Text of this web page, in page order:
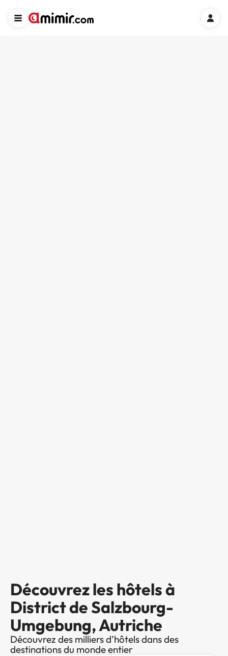
Découvrez les hôtels à
District de Salzbourg-
Umgebung, Autriche
Découvrez des milliers d’hôtels dans des
destinations du monde entier